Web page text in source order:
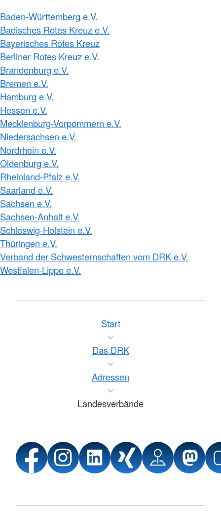
Baden-Württemberg e.V.
Badisches Rotes Kreuz e.V.
Bayerisches Rotes Kreuz
Berliner Rotes Kreuz e.V.
Brandenburg e.V.
Bremen e.V.
Hamburg e.V.
Hessen e.V.
Mecklenburg-Vorpommern e.V.
Niedersachsen e.V.
Nordrhein e.V.
Oldenburg e.V.
Rheinland-Pfalz e.V.
Saarland e.V.
Sachsen e.V.
Sachsen-Anhalt e.V.
Schleswig-Holstein e.V.
Thüringen e.V.
Verband der Schwesternschaften vom DRK e.V.
Westfalen-Lippe e.V.
Start
Das DRK
Adressen
Landesverbände